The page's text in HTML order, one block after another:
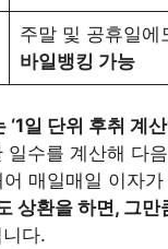
주말 및 공휴일에
바일뱅킹 가능
일 단위 후취 계산
일수를 계산해 다
매일매일 이자
상환을 하면, 그
다.